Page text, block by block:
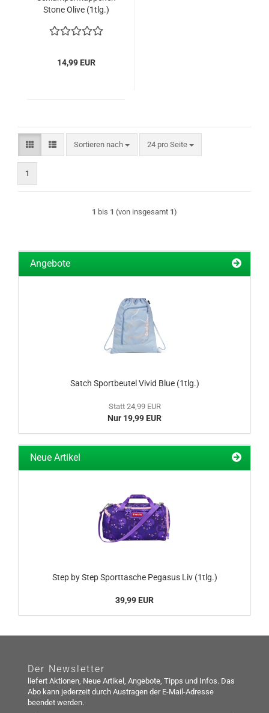
Stone Olive (1tlg.)
14,99 EUR
Sortieren nach
Sortieren nach 24 pro Seite
pro Seite
1
1 bis 1 (von insgesamt 1)
Angebote
Satch Sportbeutel Vivid Blue (1tlg.)
Statt 24,99 EUR
Nur 19,99 EUR
Neue Artikel
Step by Step Sporttasche Pegasus Liv (1tlg.)
39,99 EUR
Der Newsletter
liefert Aktionen, Neue Artikel, Angebote, Tipps und Infos. Das
Abo kann jederzeit durch Austragen der E-Mail-Adresse
beendet werden.